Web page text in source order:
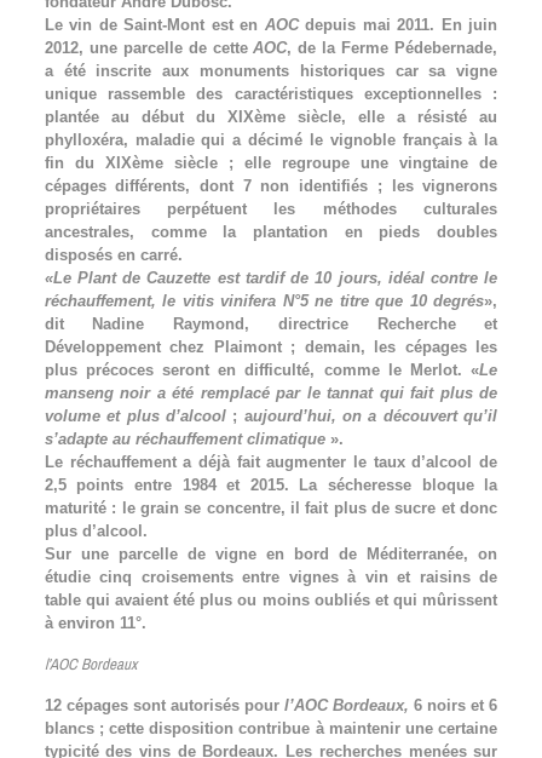
Le vin de Saint-Mont est en AOCdepuis mai 2011. En juin
2012, une parcelle de cetteAOC, de la Ferme Pédebernade,
a été inscrite aux monuments historiques car sa vigne
unique rassemble des caractéristiques exceptionnelles :
plantée au début du XIXème siècle, elle a résisté au
phylloxéra, maladie qui a décimé le vignoble français à la
fin du XIXème siècle ; elle regroupe une vingtaine de
cépages différents, dont 7 non identifiés ; les vignerons
propriétaires perpétuent les méthodes culturales
ancestrales, comme la plantation en pieds doubles
disposés en carré.
«Le Plant de Cauzette est tardif de 10 jours, idéal contre le
réchauffement, le vitis vinifera N°5 ne titre que 10 degrés»,
dit Nadine Raymond, directrice Recherche et
Développement chez Plaimont ; demain, les cépages les
plus précoces seront en difficulté, comme le Merlot. «Le
manseng noir a été remplacé par le tannat qui fait plus de
volume et plus d’alcool; aujourd’hui, on a découvert qu’il
s’adapte au réchauffement climatique».
Le réchauffement a déjà fait augmenter le taux d’alcool de
2,5 points entre 1984 et 2015. La sécheresse bloque la
maturité : le grain se concentre, il fait plus de sucre et donc
plus d’alcool.
Sur une parcelle de vigne en bord de Méditerranée, on
étudie cinq croisements entre vignes à vin et raisins de
table qui avaient été plus ou moins oubliés et qui mûrissent
à environ 11°.
l’AOC Bordeaux
12 cépages sont autorisés pour l’AOC Bordeaux,6 noirs et 6
blancs ; cette disposition contribue à maintenir une certaine
typicité des vins de Bordeaux. Les recherches menées sur